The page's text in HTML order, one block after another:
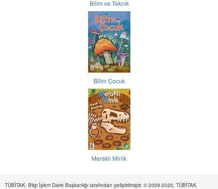
Bilim ve Teknik
Bilim Çocuk
Meraklı Minik
TÜBİTAK- Bilgi İşlem Daire Başkanlığı tarafından geliştirilmiştir. © 2009-2020, TÜBİTAK